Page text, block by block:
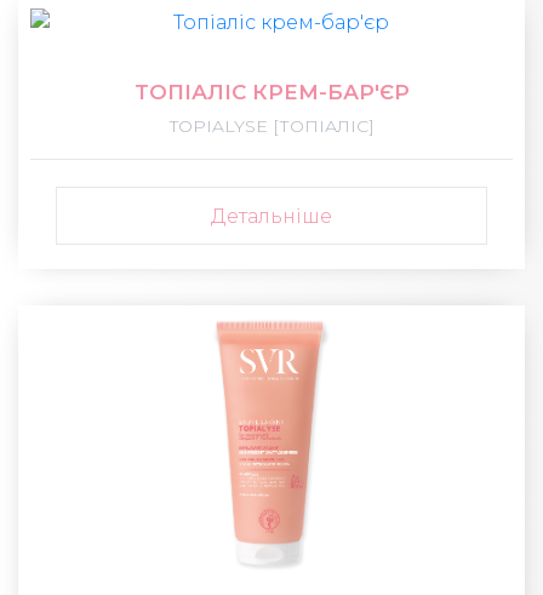
ТОПІАЛІС КРЕМ-БАР'ЄР
TOPIALYSE [ТОПІАЛІС]
Детальніше